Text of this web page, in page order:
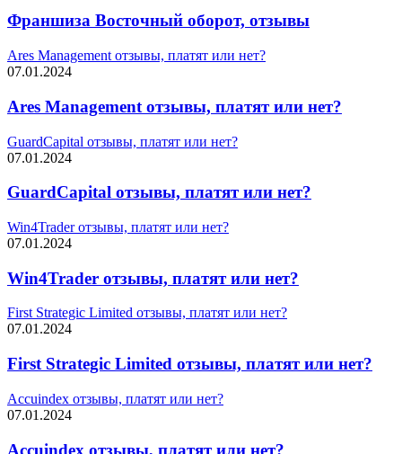
Франшиза Восточный оборот, отзывы
Ares Management отзывы, платят или нет?
07.01.2024
Ares Management отзывы, платят или нет?
GuardCapital отзывы, платят или нет?
07.01.2024
GuardCapital отзывы, платят или нет?
Win4Trader отзывы, платят или нет?
07.01.2024
Win4Trader отзывы, платят или нет?
First Strategic Limited отзывы, платят или нет?
07.01.2024
First Strategic Limited отзывы, платят или нет?
Accuindex отзывы, платят или нет?
07.01.2024
Accuindex отзывы, платят или нет?